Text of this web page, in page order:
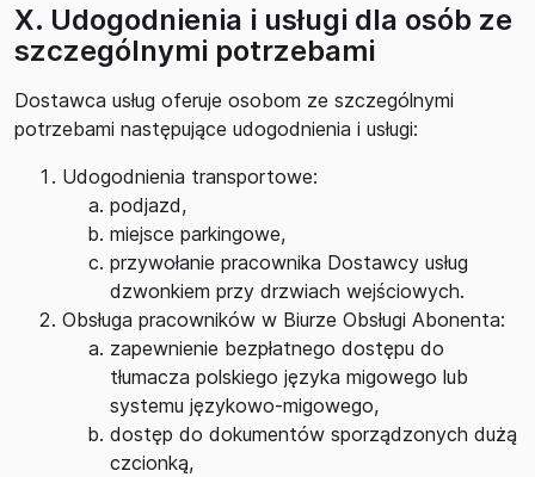
X. Udogodnienia i usługi dla osób ze
szczególnymi potrzebami
Dostawca usług oferuje osobom ze szczególnymi
potrzebami następujące udogodnienia i usługi:
Udogodnienia transportowe:
podjazd,
miejsce parkingowe,
przywołanie pracownika Dostawcy usług
dzwonkiem przy drzwiach wejściowych.
Obsługa pracowników w Biurze Obsługi Abonenta:
zapewnienie bezpłatnego dostępu do
tłumacza polskiego języka migowego lub
systemu językowo-migowego,
dostęp do dokumentów sporządzonych dużą
czcionką,